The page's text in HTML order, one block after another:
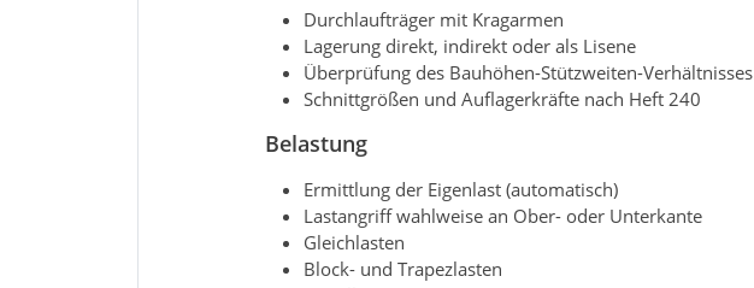
Durchlaufträger mit Kragarmen
Lagerung direkt, indirekt oder als Lisene
Überprüfung des Bauhöhen-Stützweiten-Verhältnisses
Schnittgrößen und Auflagerkräfte nach Heft 240
Belastung
Ermittlung der Eigenlast (automatisch)
Lastangriff wahlweise an Ober- oder Unterkante
Gleichlasten
Block- und Trapezlasten